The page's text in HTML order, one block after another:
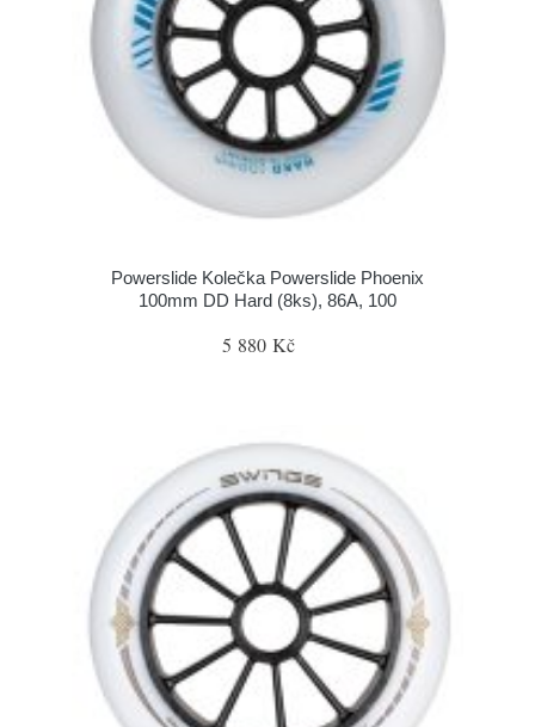
Powerslide Kolečka Powerslide Phoenix
100mm DD Hard (8ks), 86A, 100
5 880 Kč